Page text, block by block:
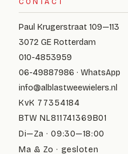
Paul Krugerstraat 109—113
3072 GE Rotterdam
010-4853959
06-49887986 · WhatsApp
info@alblastweewielers.nl
KvK 77354184
BTW NL811741369B01
Di—Za · 09:30—18:00
Ma & Zo · gesloten